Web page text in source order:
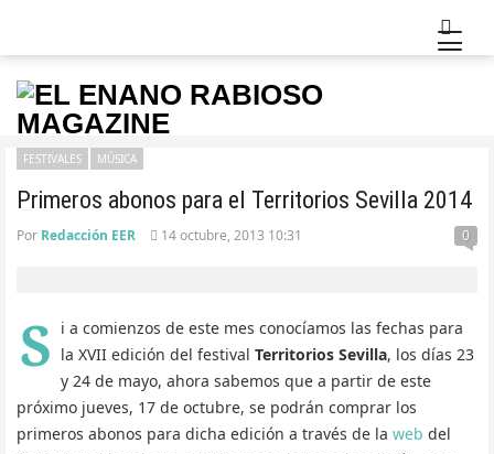
Primeros abonos para el Territorios Sevilla 2014
FESTIVALES MÚSICA
Por Redacción EER 14 octubre, 2013 10:31 0
S i a comienzos de este mes conocíamos las fechas para
la XVII edición del festival Territorios Sevilla, los días 23
y 24 de mayo, ahora sabemos que a partir de este
próximo jueves, 17 de octubre, se podrán comprar los
primeros abonos para dicha edición a través de la web del